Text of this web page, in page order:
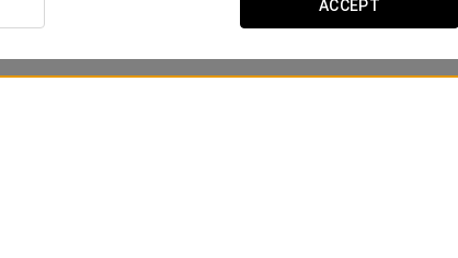
ACCEPT